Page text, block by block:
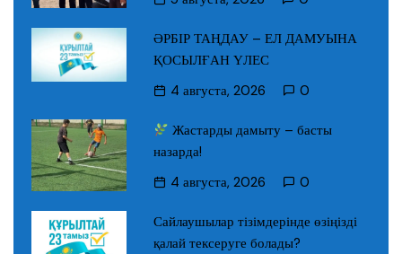
ӘРБІР ТАҢДАУ – ЕЛ ДАМУЫНА
ҚОСЫЛҒАН ҮЛЕС
4 августа, 2026
0
Жастарды дамыту – басты
назарда!
4 августа, 2026
0
Сайлаушылар тізімдерінде өзіңізді
қалай тексеруге болады?